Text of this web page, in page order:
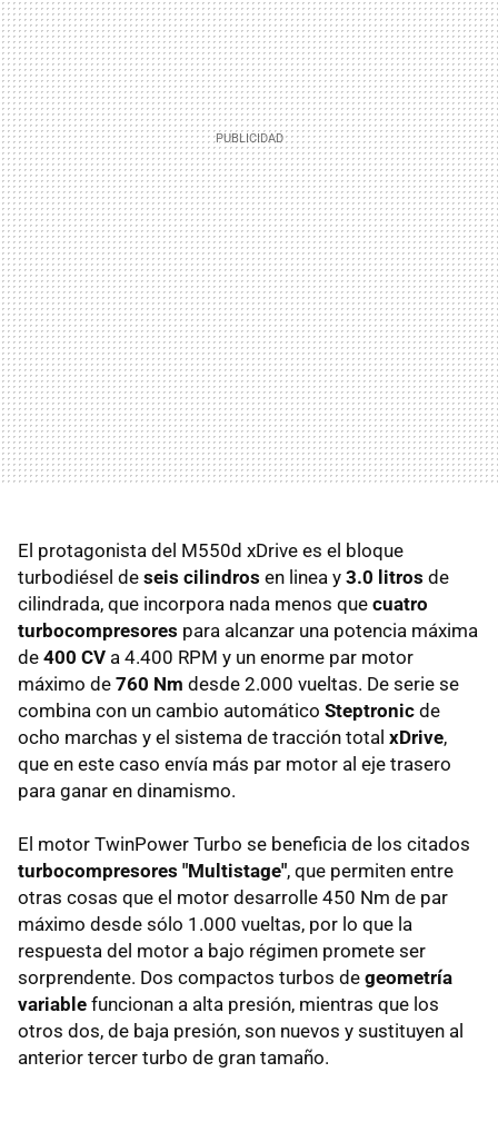
El protagonista del M550d xDrive es el bloque
turbodiésel de seis cilindros en linea y 3.0 litros de
cilindrada, que incorpora nada menos que cuatro
turbocompresores para alcanzar una potencia máxima
de 400 CV a 4.400 RPM y un enorme par motor
máximo de 760 Nm desde 2.000 vueltas. De serie se
combina con un cambio automático Steptronic de
ocho marchas y el sistema de tracción total xDrive,
que en este caso envía más par motor al eje trasero
para ganar en dinamismo.
El motor TwinPower Turbo se beneficia de los citados
turbocompresores "Multistage", que permiten entre
otras cosas que el motor desarrolle 450 Nm de par
máximo desde sólo 1.000 vueltas, por lo que la
respuesta del motor a bajo régimen promete ser
sorprendente. Dos compactos turbos de geometría
variable funcionan a alta presión, mientras que los
otros dos, de baja presión, son nuevos y sustituyen al
anterior tercer turbo de gran tamaño.